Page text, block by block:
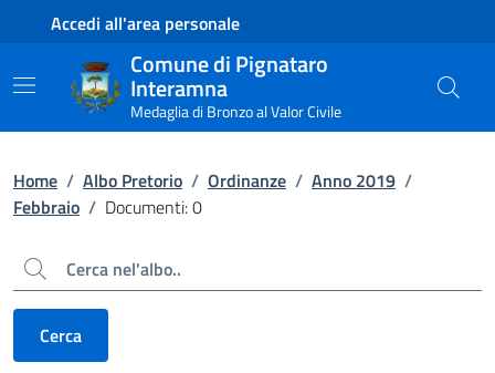
Contenuto principale
Piede di paginaAccedi all'area personale
Comune di Pignataro
Interamna
Medaglia di Bronzo al Valor Civile
Home / Albo Pretorio / Ordinanze / Anno 2019 /
Febbraio / Documenti: 0
Cerca
Cerca